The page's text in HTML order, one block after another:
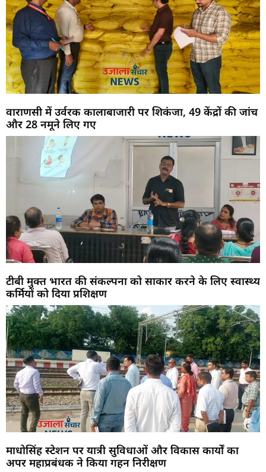
वाराणसी में उर्वरक कालाबाजारी पर शिकंजा, 49 केंद्रों की जांच
और 28 नमूने लिए गए
टीबी मुक्त भारत की संकल्पना को साकार करने के लिए स्वास्थ्य
कर्मियों को दिया प्रशिक्षण
माधोसिंह स्टेशन पर यात्री सुविधाओं और विकास कार्यों का
अपर महाप्रबंधक ने किया गहन निरीक्षण